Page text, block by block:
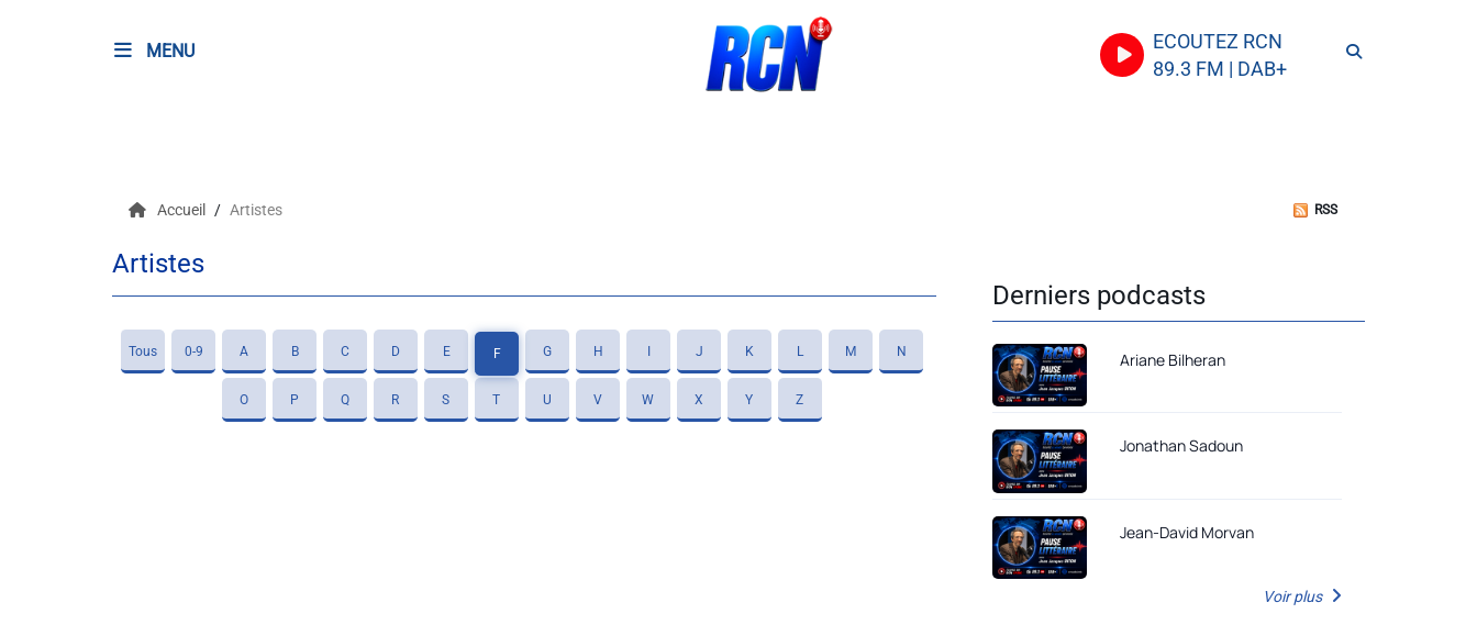
MENU
ECOUTEZ RCN
89.3 FM | DAB+
Accueil Artistes RSS
Artistes
Tous 0-9 A B C D E F G H J K L M N
O P Q R S T U V W X Y Z
Derniers podcasts
Ariane Bilheran
Jonathan Sadoun
Jean-David Morvan
Voir plus